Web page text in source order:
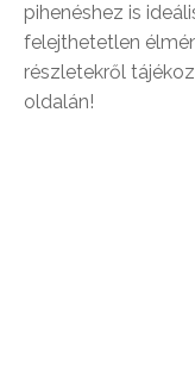
pihenéshez is
felejthetetlen
részletekről
oldalán!